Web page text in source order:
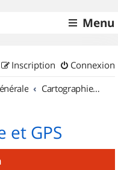
Menu
Connexion
Inscription
Cartographie et GPS
et GPS